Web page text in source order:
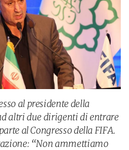
al presidente della
altri due dirigenti di entrare
al Congresso della FIFA.
“Non ammettiamo